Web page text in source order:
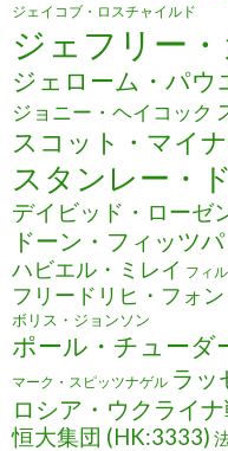
ジェイコブ・ロスチャイルド
ジェフリー
ジェローム・パウ
ジョニー・ヘイコック
スコット・マイ
スタンレー・
デイビッド・ローゼ
ドーン・フィッツ
ハビエル・ミレイ フィ
フリードリヒ・フォ
ボリス・ジョンソン
ポール・チューダ
マーク・スピッツナゲル ラッ
ロシア・ウクライ
恒大集団 (HK:3333)